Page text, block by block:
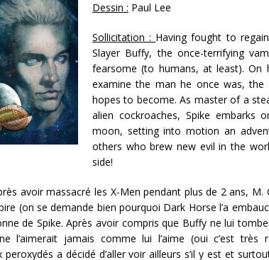
Dessin : Paul Lee
Sollicitation : Having fought to
Slayer Buffy, the once-terrifying
fearsome (to humans, at least). On
examine the man he once was,
hopes to become. As master of a
alien cockroaches, Spike
moon, setting into motion an
others who brew new evil in the
side!
avoir massacré les X-Men pendant plus de 2 ans,
(on se demande bien pourquoi Dark Horse l’a
de Spike. Après avoir compris que Buffy ne lui
ne l’aimerait jamais comme lui l’aime (oui c’est
peroxydés a décidé d’aller voir ailleurs s’il y est et